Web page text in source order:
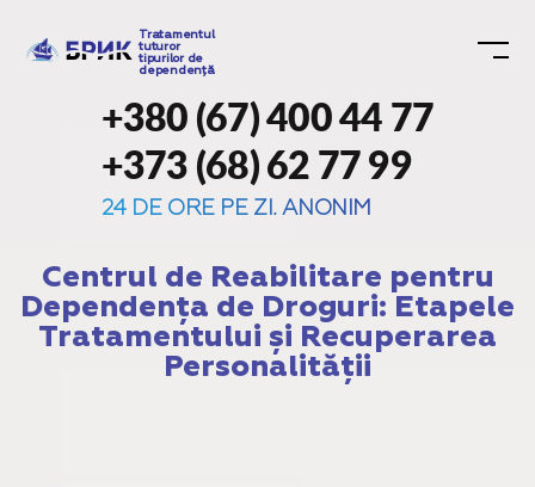
Tratamentul
tuturor
tipurilor de
dependență
+380 (67) 400 44 77
+373 (68) 62 77 99
24 DE ORE PE ZI. ANONIM
Centrul de Reabilitare pentru
Dependența de Droguri: Etapele
Tratamentului și Recuperarea
Personalității